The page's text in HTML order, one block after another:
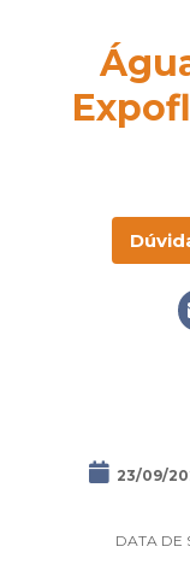
23/09/
DATA DE